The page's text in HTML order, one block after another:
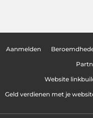
Aanmelden
Website
Geld verdienen met je